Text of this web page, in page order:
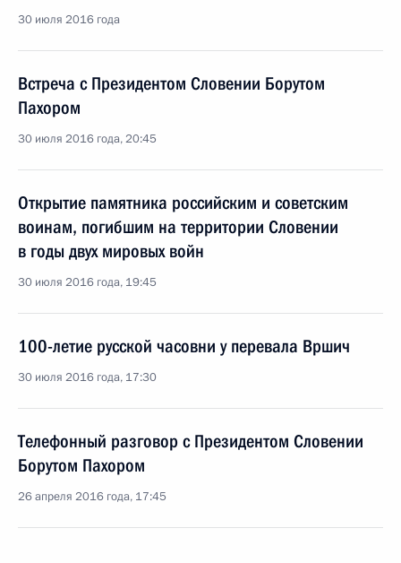
30 июля 2016 года
Встреча с Президентом Словении Борутом
Пахором
30 июля 2016 года, 20:45
Открытие памятника российским и советским
воинам, погибшим на территории Словении
в годы двух мировых войн
30 июля 2016 года, 19:45
100-летие русской часовни у перевала Вршич
30 июля 2016 года, 17:30
Телефонный разговор с Президентом Словении
Борутом Пахором
26 апреля 2016 года, 17:45